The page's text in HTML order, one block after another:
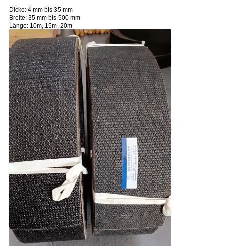
Dicke: 4 mm bis 35 mm
Breite: 35 mm bis 500 mm
Länge: 10m, 15m, 20m